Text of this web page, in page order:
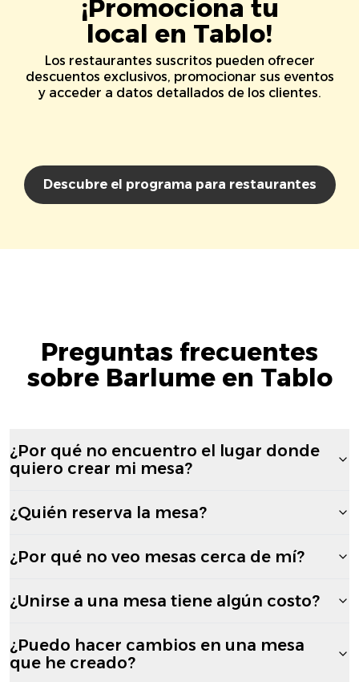
¡Promociona tu
local en Tablo!
Los restaurantes suscritos pueden ofrecer
descuentos exclusivos, promocionar sus eventos
y acceder a datos detallados de los clientes.
Descubre el programa para restaurantes
Preguntas frecuentes
sobre Barlume en Tablo
¿Por qué no encuentro el lugar donde
quiero crear mi mesa?
¿Quién reserva la mesa?
¿Por qué no veo mesas cerca de mí?
¿Unirse a una mesa tiene algún costo?
¿Puedo hacer cambios en una mesa
que he creado?